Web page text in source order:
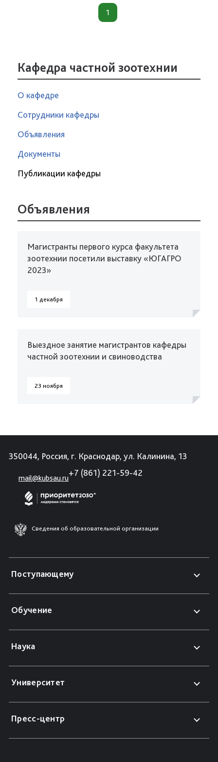
1
Кафедра частной зоотехнии
О кафедре
Сотрудники кафедры
Объявления
Документы
Публикации кафедры
Объявления
Магистранты первого курса факультета
зоотехнии посетили выставку «ЮГАГРО
2023»
1 декабря
Выездное занятие магистрантов кафедры
частной зоотехнии и свиноводства
23 ноября
350044, Россия, г. Краснодар, ул. Калинина, 13
mail@kubsau.ru
+7 (861) 221-59-42
Сведения об образовательной организации
Поступающему
Обучение
Наука
Университет
Пресс-центр